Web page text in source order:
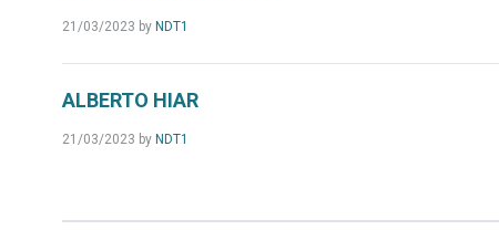
21/03/2023 by NDT1
ALBERTO HIAR
21/03/2023 by NDT1